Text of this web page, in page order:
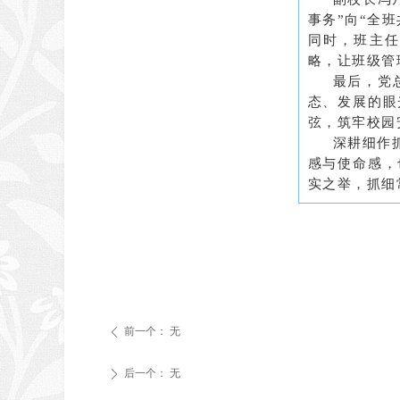
事务”向“全
同时，班主
略，让班级
最后，党
态、发展的
弦，筑牢校园
深耕细作
感与使命感
实之举，抓
ꄴ 前一个： 无
ꄲ 后一个： 无